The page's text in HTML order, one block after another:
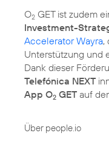
O2 GET ist zudem
Investment-
Accelerator Wayra,
Unterstützung und
Dank dieser
Telefónica NEXT
App O2 GET auf
Über people.io